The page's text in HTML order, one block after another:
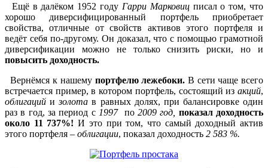
Ещё в далёком 1952 году Гарри Марковицписал о том, что
хорошо диверсифицированный портфель приобретает
свойства, отличные от свойств активов этого портфеля и
ведёт себя по-другому. Он доказал, что с помощью грамотной
диверсификации можно не только снизить риски, но и
повысить доходность.
Вернёмся к нашему портфелю лежебоки. В сети чаще всего
встречается пример, в котором портфель, состоящий из акций,
облигаций изолота в равных долях, при балансировке один
раз в год, за период с 1997по 2009 год, показал доходность
около 11 737%! И это при том, что самый доходный актив
этого портфеля – облигации, показал доходность 2 583 %.